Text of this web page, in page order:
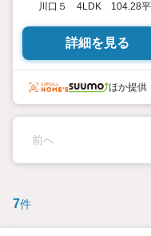
川口５ 4LDK 104.28
詳細を見る
ほか提供
前へ
7件